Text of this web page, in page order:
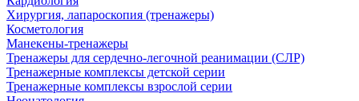
Хирургия, лапароскопия (тренажеры)
Косметология
Манекены-тренажеры
Тренажеры для сердечно-легочной реанимации (СЛР)
Тренажерные комплексы детской серии
Тренажерные комплексы взрослой серии